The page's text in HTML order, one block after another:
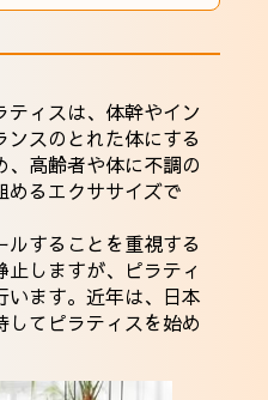
ティスは、体幹やイン
スのとれた体にする
、高齢者や体に不調の
めるエクササイズで
することを重視する
しますが、ピラティ
います。近年は、日本
てピラティスを始め